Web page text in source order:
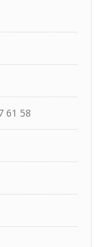
61 58